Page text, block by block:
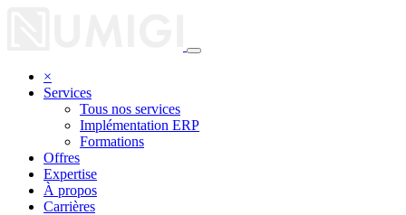
×
Services
Tous nos services
Implémentation ERP
Formations
Offres
Expertise
À propos
Carrières